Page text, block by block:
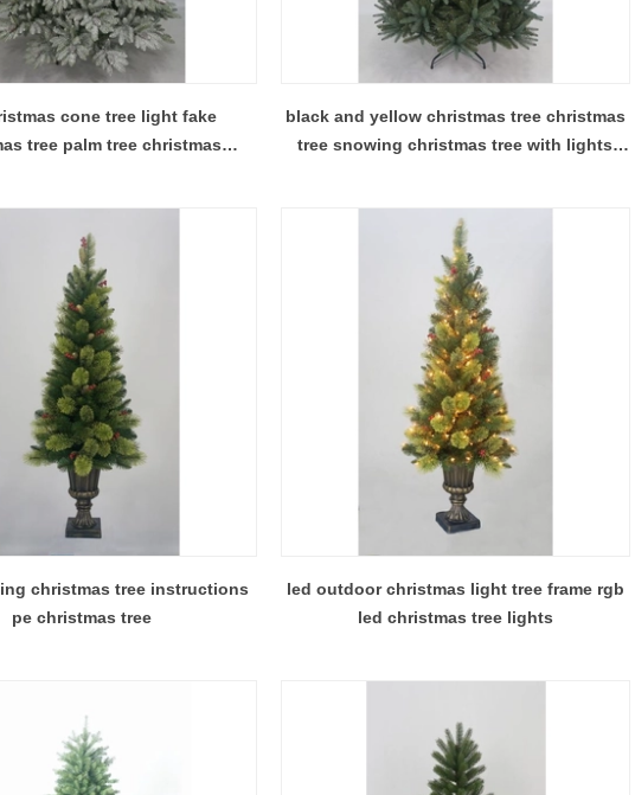
cone tree light fake
tree palm tree christmas
black and yellow christmas tree christmas
tree snowing christmas tree with lights
christmas tree instructions
pe christmas tree
led outdoor christmas light tree frame rgb
led christmas tree lights